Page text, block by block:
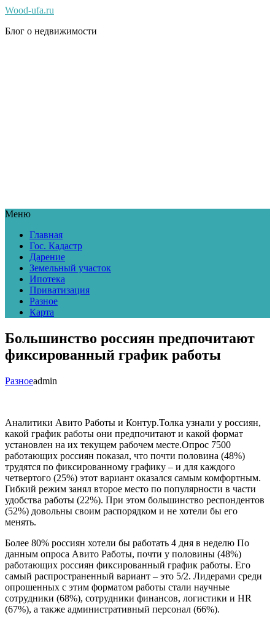
Wood-ufa.ru
Блог о недвижимости
Меню
Главная
Гос. Кадастр
Дарение
Земельный участок
Ипотека
Приватизация
Разное
Карта
Большинство россиян предпочитают
фиксированный график работы
Разноеadmin
Аналитики Авито Работы и Контур.Толка узнали у россиян,
какой график работы они предпочитают и какой формат
установлен на их текущем рабочем месте.Опрос 7500
работающих россиян показал, что почти половина (48%)
трудятся по фиксированному графику – и для каждого
четвертого (25%) этот вариант оказался самым комфортным.
Гибкий режим занял второе место по популярности в части
удобства работы (22%). При этом большинство респондентов
(52%) довольны своим распорядком и не хотели бы его
менять.
Более 80% россиян хотели бы работать 4 дня в неделю По
данным опроса Авито Работы, почти у половины (48%)
работающих россиян фиксированный график работы. Его
самый распространенный вариант – это 5/2. Лидерами среди
опрошенных с этим форматом работы стали научные
сотрудники (68%), сотрудники финансов, логистики и HR
(67%), а также административный персонал (66%).